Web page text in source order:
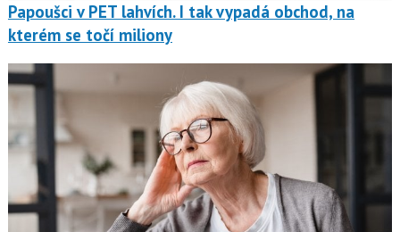
Papoušci v PET lahvích. I tak vypadá obchod, na
kterém se točí miliony